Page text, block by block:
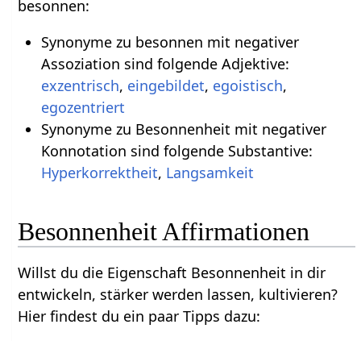
besonnen:
Synonyme zu besonnen mit negativer
Assoziation sind folgende Adjektive:
exzentrisch, eingebildet, egoistisch,
egozentriert
Synonyme zu Besonnenheit mit negativer
Konnotation sind folgende Substantive:
Hyperkorrektheit, Langsamkeit
Besonnenheit Affirmationen
Willst du die Eigenschaft Besonnenheit in dir
entwickeln, stärker werden lassen, kultivieren?
Hier findest du ein paar Tipps dazu: